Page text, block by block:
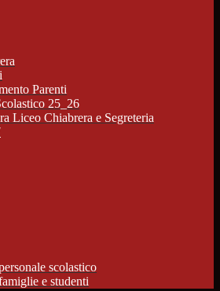
Parenti
25_26
Liceo Chiabrera e Segreteria
scolastico
e studenti